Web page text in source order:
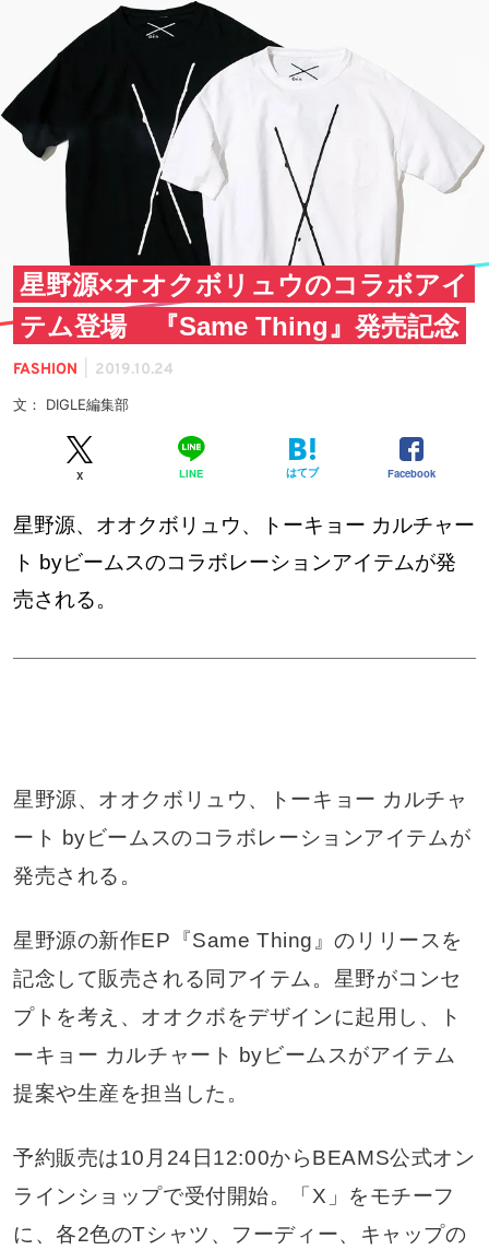
星野源×オオクボリュウのコラボアイ
テム登場 『Same Thing』発売記念
FASHION 2019.10.24
文： DIGLE編集部
X LINE はてブ Facebook
星野源、オオクボリュウ、トーキョー カルチャー
ト byビームスのコラボレーションアイテムが発
売される。
星野源、オオクボリュウ、トーキョー カルチャ
ート byビームスのコラボレーションアイテムが
発売される。
星野源の新作EP『Same Thing』のリリースを
記念して販売される同アイテム。星野がコンセ
プトを考え、オオクボをデザインに起用し、ト
ーキョー カルチャート byビームスがアイテム
提案や生産を担当した。
予約販売は10月24日12:00からBEAMS公式オン
ラインショップで受付開始。「X」をモチーフ
に、各2色のTシャツ、フーディー、キャップの